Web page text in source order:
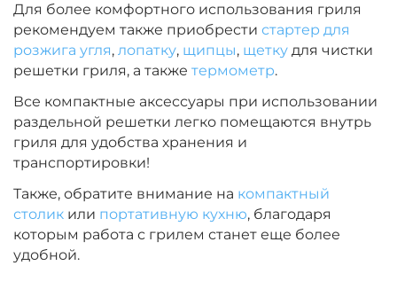
Для более комфортного использования гриля
рекомендуем также приобрести стартер для
розжига угля, лопатку, щипцы, щетку для чистки
решетки гриля, а также термометр.
Все компактные аксессуары при использовании
раздельной решетки легко помещаются внутрь
гриля для удобства хранения и
транспортировки!
Также, обратите внимание на компактный
столик или портативную кухню, благодаря
которым работа с грилем станет еще более
удобной.